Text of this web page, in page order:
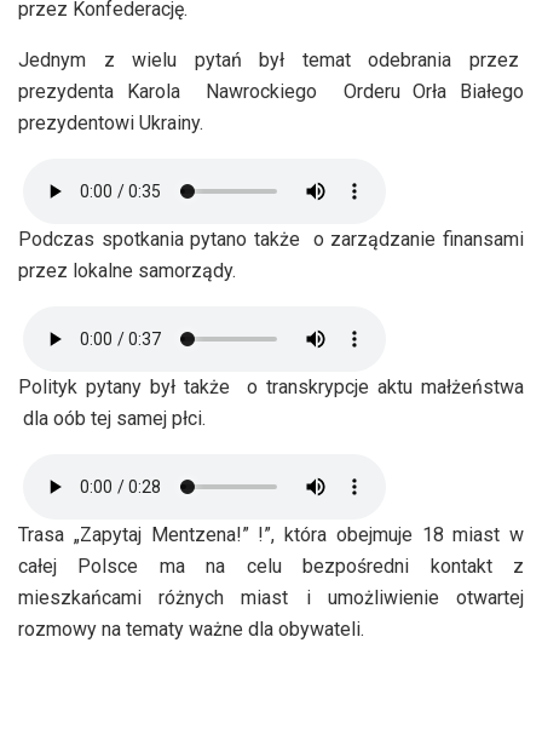
przez Konfederację.
Jednym z wielu pytań był temat odebrania przez
prezydenta Karola Nawrockiego Orderu Orła Białego
prezydentowi Ukrainy.
Podczas spotkania pytano także o zarządzanie finansami
przez lokalne samorządy.
Polityk pytany był także o transkrypcje aktu małżeństwa
dla oób tej samej płci.
Trasa „Zapytaj Mentzena!” !”, która obejmuje 18 miast w
całej Polsce ma na celu bezpośredni kontakt z
mieszkańcami różnych miast i umożliwienie otwartej
rozmowy na tematy ważne dla obywateli.